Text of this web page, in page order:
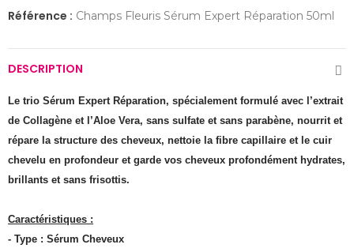
Référence : Champs Fleuris Sérum Expert Réparation 50ml
DESCRIPTION
Le trio Sérum Expert Réparation, spécialement formulé avec l’extrait
de Collagène et l’Aloe Vera, sans sulfate et sans parabène, nourrit et
répare la structure des cheveux, nettoie la fibre capillaire et le cuir
chevelu en profondeur et garde vos cheveux profondément hydrates,
brillants et sans frisottis.
Caractéristiques :
- Type : Sérum Cheveux